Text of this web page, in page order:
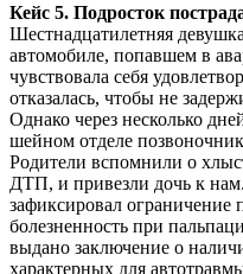
Кейс 5. Подросток
Шестнадцатилетняя
автомобиле, попавшем в
чувствовала себя
отказалась, чтобы не
Однако через несколько
шейном отделе
Родители вспомнили о
ДТП, и привезли дочь к
зафиксировал
болезненность при
выдано заключение о
характерных для